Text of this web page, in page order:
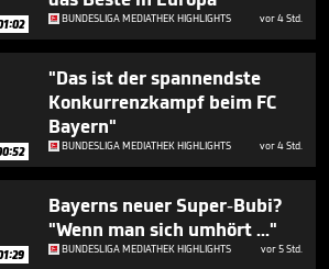
BUNDESLIGA MEDIATHEK HIGHLIGHTS vor 4 Std.
"Das ist der spannendste
Konkurrenzkampf beim FC
Bayern"
BUNDESLIGA MEDIATHEK HIGHLIGHTS vor 4 Std.
Bayerns neuer Super-Bubi?
"Wenn man sich umhört ..."
BUNDESLIGA MEDIATHEK HIGHLIGHTS vor 5 Std.